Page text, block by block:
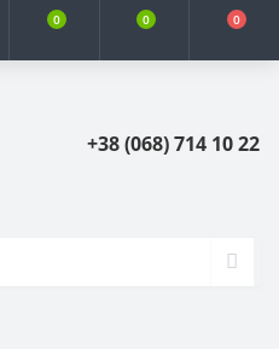
0 0 0
+38 (068) 714 10 22